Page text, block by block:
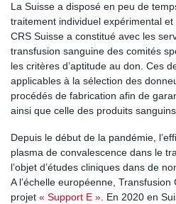
La Suisse a disposé en peu de
traitement individuel expérimental et
CRS Suisse a constitué avec les
transfusion sanguine des comités
les critères d’aptitude au don. Ces
applicables à la sélection des
procédés de fabrication afin de
ainsi que celle des produits sanguins.
Depuis le début de la pandémie,
plasma de convalescence dans le
l’objet d’études cliniques dans de
A l’échelle européenne,
projet « Support E » . En 2020 en